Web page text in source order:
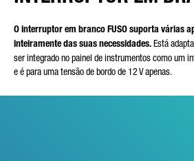
O interruptor em branco FUSO suporta várias
inteiramente das suas necessidades.Está
ser integrado no painel de instrumentos como um
e é para uma tensão de bordo de 12 V apenas.